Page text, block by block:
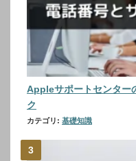
Appleサポートセンター
ク
カテゴリ: 基礎知識